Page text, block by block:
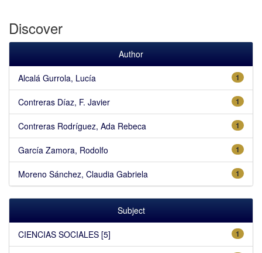
Discover
Author
1
Alcalá Gurrola, Lucía
1
Contreras Díaz, F. Javier
1
Contreras Rodríguez, Ada Rebeca
1
García Zamora, Rodolfo
1
Moreno Sánchez, Claudia Gabriela
Subject
1
CIENCIAS SOCIALES [5]